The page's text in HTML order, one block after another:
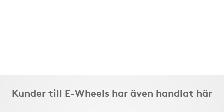
Kunder till E-Wheels har även handlat här